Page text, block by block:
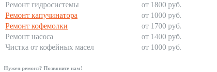
Ремонт гидросистемы
от 1800 руб.
Ремонт капучинатора
от 1000 руб.
Ремонт кофемолки
от 1700 руб.
Ремонт насоса
от 1400 руб.
Чистка от кофейных масел
от 1000 руб.
Нужен ремонт? Позвоните нам!